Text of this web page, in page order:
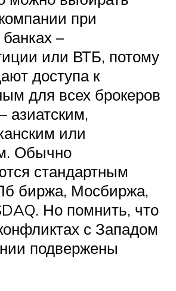
при
–
или ВТБ, потому
доступа к
для всех брокеров
азиатским,
или
Обычно
стандартным
биржа, Мосбиржа,
Но помнить, что
с Западом
подвержены